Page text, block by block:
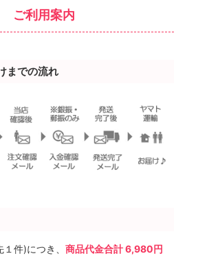
ご利用案内
までの流れ
件)につき、 商品代金合計 6,980円